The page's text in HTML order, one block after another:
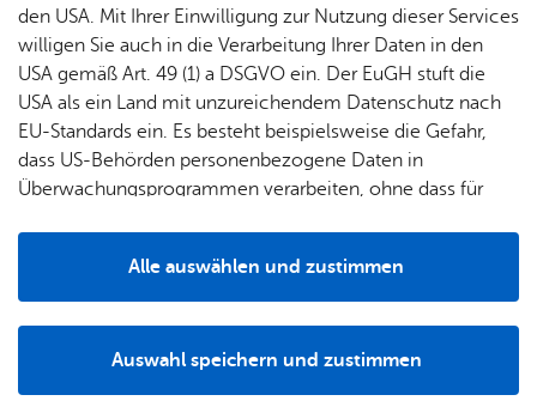
Kom­man­do­wa­gen (KdoW)
Stand­ort: Feu­er­wa­che Fried­richs­ha­fen
Her­stel­ler Fahr­zeug: BMW 528i xD­ri­ve
den USA. Mit Ihrer Einwilligung zur Nutzung dieser Services
willigen Sie auch in die Verarbeitung Ihrer Daten in den
USA gemäß Art. 49 (1) a DSGVO ein. Der EuGH stuft die
USA als ein Land mit unzureichendem Datenschutz nach
EU-Standards ein. Es besteht beispielsweise die Gefahr,
dass US-Behörden personenbezogene Daten in
Überwachungsprogrammen verarbeiten, ohne dass für
Auswahl speichern und zustimmen
Alle auswählen und zustimmen